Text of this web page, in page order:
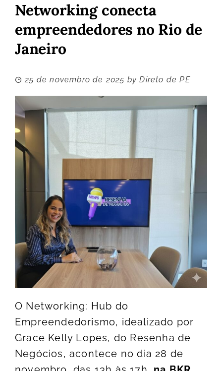
Networking conecta
empreendedores no Rio de
Janeiro
25 de novembro de 2025 byDireto de PE
O Networking: Hub do
Empreendedorismo, idealizado por
Grace Kelly Lopes, do Resenha de
Negócios, acontece no dia 28 de